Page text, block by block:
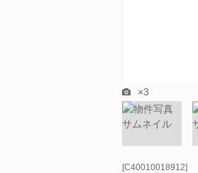
×3
[C40010018912]